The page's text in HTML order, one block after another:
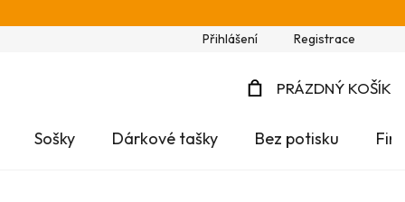
Přihlášení Registrace
PRÁZDNÝ KOŠÍK
Sošky Dárkové tašky Bez potisku